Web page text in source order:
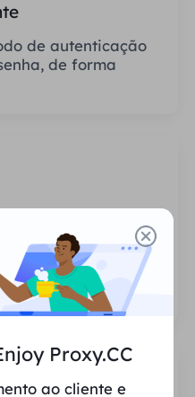
de autenticação
de forma
de usos ou
dos proxies.
Proxy.CC
ao cliente e